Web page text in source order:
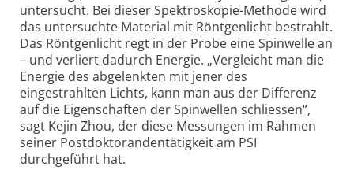
untersucht. Bei dieser Spektroskopie-Methode wird
das untersuchte Material mit Röntgenlicht bestrahlt.
Das Röntgenlicht regt in der Probe eine Spinwelle an
– und verliert dadurch Energie. „Vergleicht man die
Energie des abgelenkten mit jener des
eingestrahlten Lichts, kann man aus der Differenz
auf die Eigenschaften der Spinwellen schliessen“,
sagt Kejin Zhou, der diese Messungen im Rahmen
seiner Postdoktorandentätigkeit am PSI
durchgeführt hat.